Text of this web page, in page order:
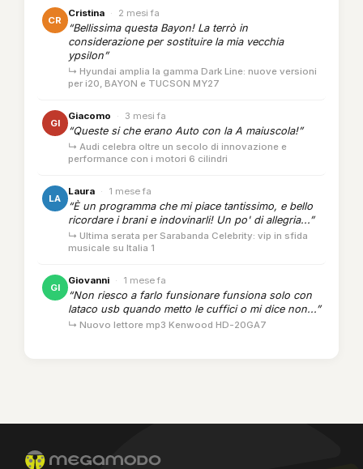
CR
Cristina · 2 mesi fa
“Bellissima questa Bayon! La terrò in
considerazione per sostituire la mia vecchia
ypsilon”
↳ Hyundai amplia la gamma Dark Line: nuove versioni
per i20, BAYON e TUCSON MY27
GI
Giacomo · 3 mesi fa
“Queste si che erano Auto con la A maiuscola!”
↳ Audi celebra oltre un secolo di innovazione e
performance con i motori 6 cilindri
LA
Laura · 1 mese fa
“È un programma che mi piace tantissimo, e bello
ricordare i brani e indovinarli! Un po' di allegria...”
↳ Ultima serata per Sarabanda Celebrity: vip in sfida
musicale su Italia 1
GI
Giovanni · 1 mese fa
“Non riesco a farlo funsionare funsiona solo con
lataco usb quando metto le cuffici o mi dice non...”
↳ Nuovo lettore mp3 Kenwood HD-20GA7